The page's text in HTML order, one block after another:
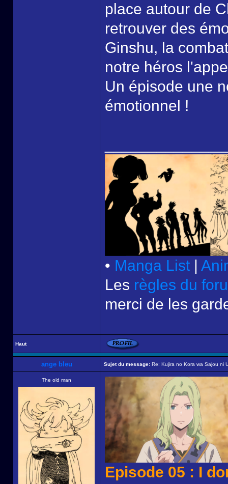
place autour de
retrouver des
Ginshu, la
notre héros
Un épisode une
émotionnel !
• Manga List |
Les règles du
merci de les
Haut
ange bleu Sujet du message: Re: Kujira no Kora wa Sajou ni
The old man
Episode 05 : I